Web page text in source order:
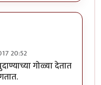
20:52
byडॉ श्रीहास
गोळ्या देतात